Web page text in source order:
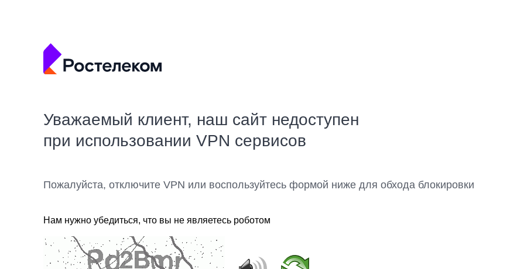
Уважаемый клиент, наш сайт недоступен
при использовании VPN сервисов
Пожалуйста, отключите VPN или воспользуйтесь формой ниже для обхода блокировки
Нам нужно убедиться, что вы не являетесь роботом